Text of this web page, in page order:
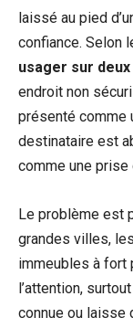
laissé au pied
confiance. Selon
usager sur deux
endroit non
présenté comme
destinataire est
comme une
Le problème est
grandes villes,
immeubles à fort
l’attention,
connue ou laisse